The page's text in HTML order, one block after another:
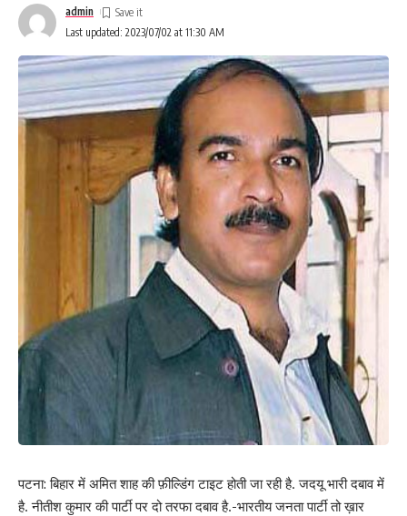
Last updated: 2023/07/02 at 11:30 AM
admin
पटना: बिहार में अमित शाह की फ़ील्डिंग टाइट होती जा रही है. जदयू भारी दबाव में
है. नीतीश कुमार की पार्टी पर दो तरफा दबाव है.-भारतीय जनता पार्टी तो ख़ार